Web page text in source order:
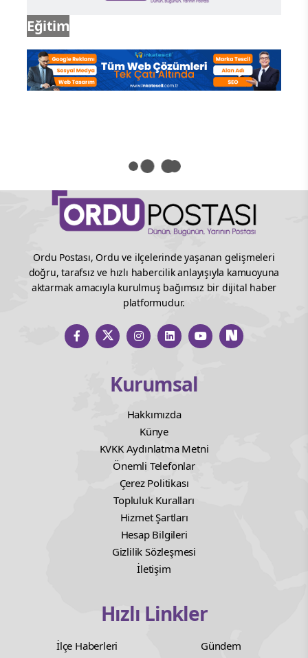
Eğitim
Ordu Postası, Ordu ve ilçelerinde yaşanan gelişmeleri
doğru, tarafsız ve hızlı habercilik anlayışıyla kamuoyuna
aktarmak amacıyla kurulmuş bağımsız bir dijital haber
platformudur.
Kurumsal
Hakkımızda
Künye
KVKK Aydınlatma Metni
Önemli Telefonlar
Çerez Politikası
Topluluk Kuralları
Hizmet Şartları
Hesap Bilgileri
Gizlilik Sözleşmesi
İletişim
Hızlı Linkler
İlçe Haberleri Gündem